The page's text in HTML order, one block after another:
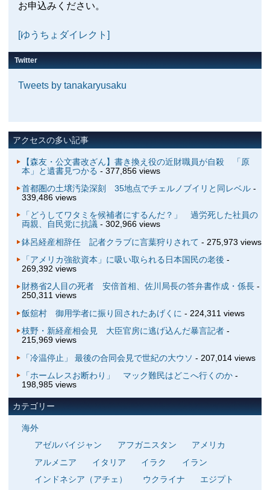
お申込みください。
[ゆうちょダイレクト]
Twitter
Tweets by tanakaryusaku
アクセスの多い記事
【森友・公文書改ざん】書き換え役の近財職員が自殺 「原
本」と遺書見つかる - 377,856 views
首都圏の土壌汚染深刻 35地点でチェルノブイリと同レベル-
339,486 views
「どうしてワタミを候補者にするんだ？」 過労死した社員の
両親、自民党に抗議- 302,966 views
鉢呂経産相辞任 記者クラブに言葉狩りされて - 275,973 views
「アメリカ強欲資本」に吸い取られる日本国民の老後 -
269,392 views
財務省2人目の死者 安倍首相、佐川局長の答弁書作成・係長-
250,311 views
飯舘村 御用学者に振り回されたあげくに - 224,311 views
枝野・新経産相会見 大臣官房に逃げ込んだ暴言記者-
215,969 views
「冷温停止」 最後の合同会見で世紀の大ウソ - 207,014 views
「ホームレスお断わり」 マック難民はどこへ行くのか-
198,985 views
カテゴリー
海外
アゼルバイジャン
アフガニスタン
アメリカ
アルメニア
イタリア イラク
イラン
インドネシア（アチェ）
ウクライナ
エジプト